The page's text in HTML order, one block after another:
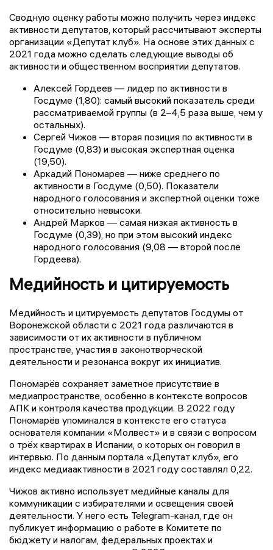
Сводную оценку работы можно получить через индекс
активности депутатов, который рассчитывают эксперты
организации «Депутат клуб». На основе этих данных с
2021 года можно сделать следующие выводы об
активности и общественном восприятии депутатов.
Алексей Гордеев — лидер по активности в
Госдуме (1,80): самый высокий показатель среди
рассматриваемой группы (в 2–4,5 раза выше, чем у
остальных).
Сергей Чижов — вторая позиция по активности в
Госдуме (0,83) и высокая экспертная оценка
(19,50).
Аркадий Пономарев — ниже среднего по
активности в Госдуме (0,50). Показатели
народного голосования и экспертной оценки тоже
относительно невысоки.
Андрей Марков — самая низкая активность в
Госдуме (0,39), но при этом высокий индекс
народного голосования (9,08 — второй после
Гордеева).
Медийность и цитируемость
Медийность и цитируемость депутатов Госдумы от
Воронежской области с 2021 года различаются в
зависимости от их активности в публичном
пространстве, участия в законотворческой
деятельности и резонанса вокруг их инициатив.
Пономарёв сохраняет заметное присутствие в
медиапространстве, особенно в контексте вопросов
АПК и контроля качества продукции. В 2022 году
Пономарёв упоминался в контексте его статуса
основателя компании «Молвест» и в связи с вопросом
о трёх квартирах в Испании, о которых он говорил в
интервью. По данным портала «Депутат клуб», его
индекс медиаактивности в 2021 году составлял 0,22.
Чижов активно использует медийные каналы для
коммуникации с избирателями и освещения своей
деятельности. У него есть Telegram-канал, где он
публикует информацию о работе в Комитете по
бюджету и налогам, федеральных проектах и